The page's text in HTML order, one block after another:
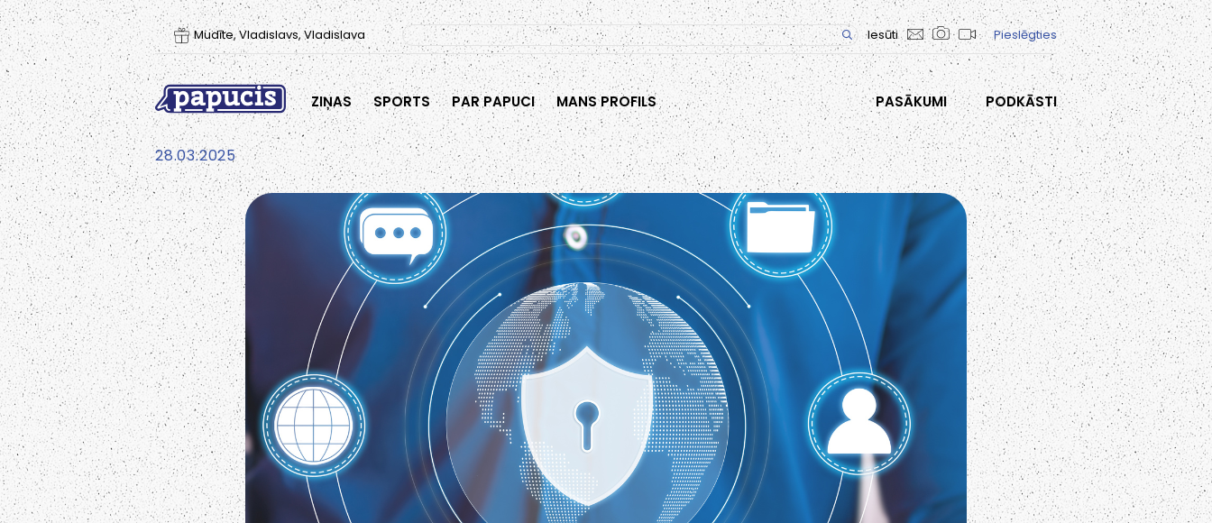
Mudīte, Vladislavs, Vladislava Iesūti Pieslēgties
ZIŅAS SPORTS PAR PAPUCI MANS PROFILS PASĀKUMI PODKĀSTI
28.03.2025